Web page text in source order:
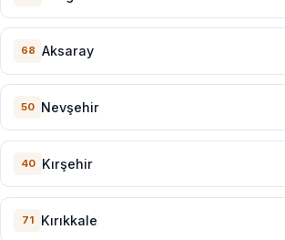
68 Aksaray
50 Nevşehir
40 Kırşehir
71 Kırıkkale